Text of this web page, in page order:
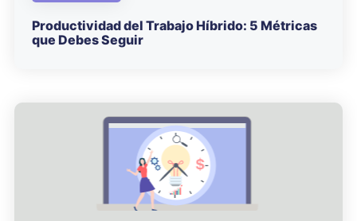
Productividad del Trabajo Híbrido: 5 Métricas
que Debes Seguir